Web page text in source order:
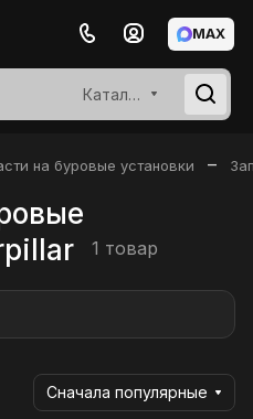
Каталог
MAX
на буровые установки –
1 товар
Сначала популярные